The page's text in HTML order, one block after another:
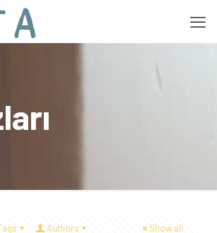
Authors Show all